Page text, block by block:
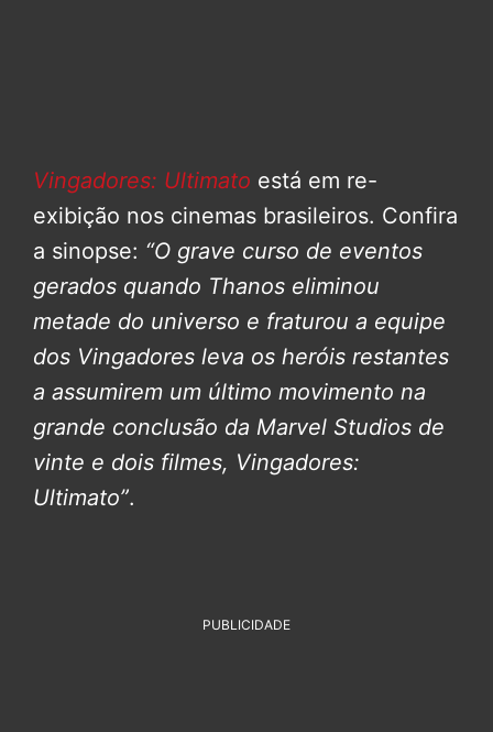
Vingadores: Ultimato está em re-
exibição nos cinemas brasileiros. Confira
a sinopse: “O grave curso de eventos
gerados quando Thanos eliminou
metade do universo e fraturou a equipe
dos Vingadores leva os heróis restantes
a assumirem um último movimento na
grande conclusão da Marvel Studios de
vinte e dois filmes, Vingadores:
Ultimato”.
PUBLICIDADE